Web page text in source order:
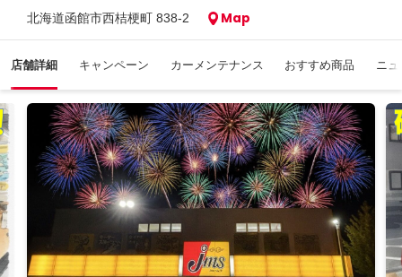
北海道函館市西桔梗町 838-2 Map
店舗詳細 キャンペーン カーメンテナンス おすすめ商品 ニ